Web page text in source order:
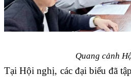
Quang cảnh
Tại Hội nghị, các đại biểu đã